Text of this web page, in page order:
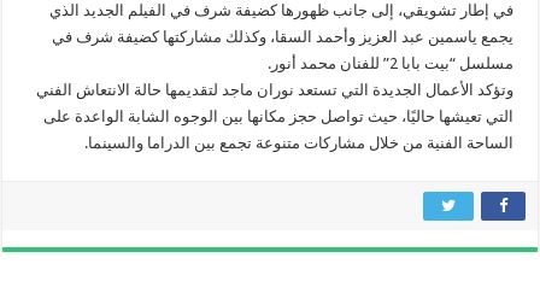
في إطار تشويقي، إلى جانب ظهورها كضيفة شرف في الفيلم الجديد الذي
يجمع ياسمين عبد العزيز وأحمد السقا، وكذلك مشاركتها كضيفة شرف في
مسلسل “بيت بابا 2” للفنان محمد أنور.
وتؤكد الأعمال الجديدة التي تستعد نوران ماجد لتقديمها حالة الانتعاش الفني
التي تعيشها حاليًا، حيث تواصل حجز مكانها بين الوجوه الشابة الواعدة على
الساحة الفنية من خلال مشاركات متنوعة تجمع بين الدراما والسينما.